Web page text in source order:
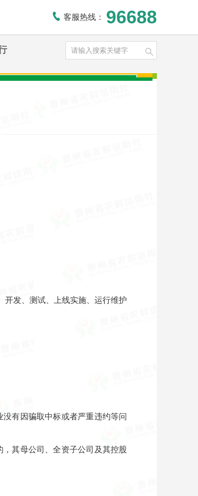
客服热线： 96688
开发、测试、上线实施、运行维护
有因骗取中标或者严重违约等问
其母公司、全资子公司及其控股